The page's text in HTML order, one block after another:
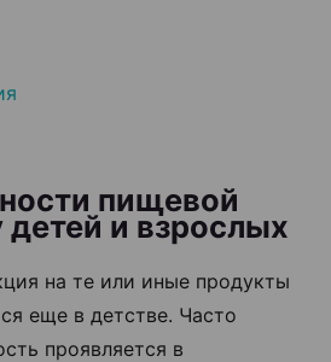
пищевой
детей и взрослых
на те или иные продукты
еще в детстве. Часто
проявляется в